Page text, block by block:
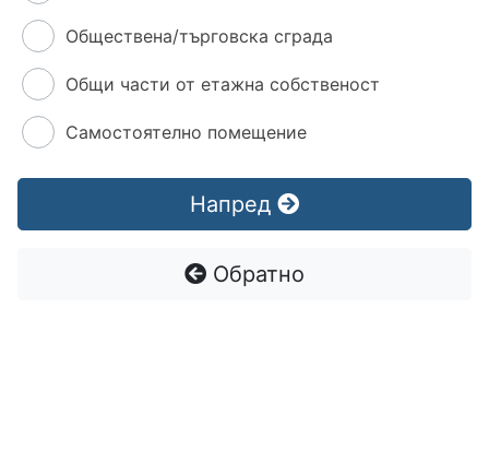
Обществена/търговска сграда
Общи части от етажна собственост
Самостоятелно помещение
Напред
Обратно